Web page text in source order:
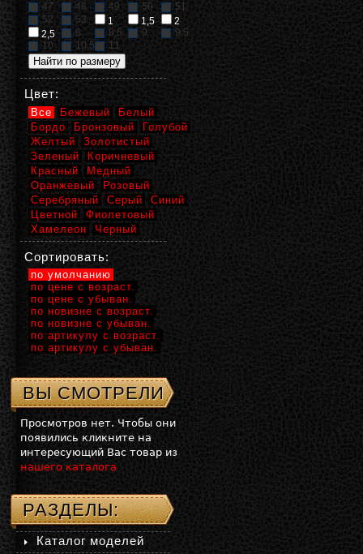
47
48 49 50
51
52
53 1 1,5
2
2,5
8 8,5 9
9,5
10
10,5 11
Цвет:
Все Бежевый
Белый
Бордо
Бронзовый
Голубой
Желтый
Золотистый
Зеленый
Коричневый
Красный
Медный
Оранжевый
Розовый
Серебряный
Серый
Синий
Цветной
Фиолетовый
Хамелеон
Черный
Сортировать:
по умолчанию
по цене с возраст.
по цене с убыван.
по новизне с возраст.
по новизне с убыван.
по артикулу с возраст.
по артикулу с убыван.
ВЫ СМОТРЕЛИ
Просмотров нет. Чтобы они
появились кликните на
интересующий Вас товар из
нашего каталога
РАЗДЕЛЫ:
Каталог моделей